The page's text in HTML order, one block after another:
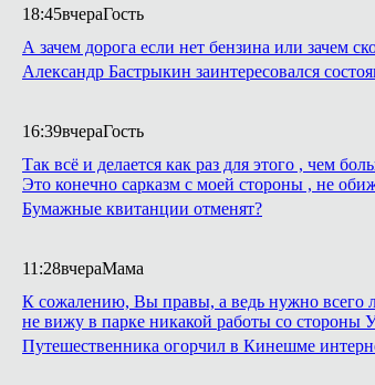
18:45вчераГость
А зачем дорога если нет бензина или зачем
Александр Бастрыкин заинтересовался
16:39вчераГость
Так всё и делается как раз для этого , чем
Это конечно сарказм с моей стороны , не
Бумажные квитанции отменят?
11:28вчераМама
К сожалению, Вы правы, а ведь нужно всего
не вижу в парке никакой работы со стороны
Путешественника огорчил в Кинешме